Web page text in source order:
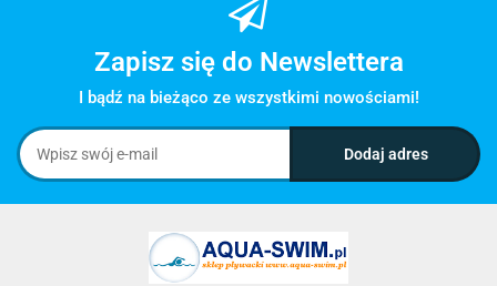
Zapisz się do Newslettera
I bądź na bieżąco ze wszystkimi nowościami!